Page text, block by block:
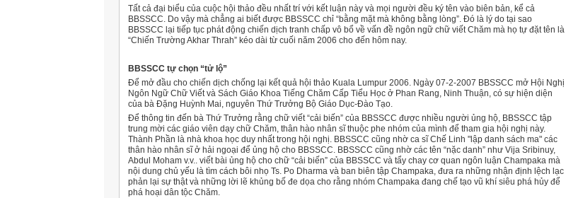
Tất cả đại biểu của cuộc hội thảo đều nhất trí với kết luận này và mọi người đều ký tên vào biên bản, kể cả
BBSSCC. Do vậy mà chẳng ai biết được BBSSCC chỉ “bằng mặt mà không bằng lòng”. Ðó là lý do tại sao
BBSSCC lại tiếp tục phát động chiến dịch tranh chấp vô bổ về vấn đề ngôn ngữ chữ viết Chăm mà họ tự đặt tên là
“Chiến Trường Akhar Thrah” kéo dài từ cuối năm 2006 cho đến hôm nay.
BBSSCC tự chọn “tử lộ”
Ðể mở đầu cho chiến dịch chống lại kết quả hội thảo Kuala Lumpur 2006. Ngày 07-2-2007 BBSSCC mở Hội Nghị
Ngôn Ngữ Chữ Viết và Sách Giáo Khoa Tiếng Chăm Cấp Tiểu Học ở Phan Rang, Ninh Thuận, có sự hiện diện
của bà Ðặng Huỳnh Mai, nguyên Thứ Trưởng Bộ Giáo Dục-Ðào Tạo.
Ðể thông tin đến bà Thứ Trưởng rằng chữ viết “cải biến” của BBSSCC được nhiều người ủng hộ, BBSSCC tập
trung mời các giáo viên dạy chữ Chăm, thân hào nhân sĩ thuộc phe nhóm của mình để tham gia hội nghị này.
Thành Phần là nhà khoa học duy nhất trong hội nghị. BBSSCC cũng nhờ ca sĩ Chế Linh "lập danh sách ma" các
thân hào nhân sĩ ở hải ngoại để ủng hộ cho BBSSCC. BBSSCC cũng nhờ các tên “nặc danh” như Vija Sribinuy,
Abdul Moham v.v.. viết bài ủng hộ cho chữ “cải biến” của BBSSCC và tẩy chay cơ quan ngôn luận Champaka mà
nội dung chủ yếu là tìm cách bôi nhọ Ts. Po Dharma và ban biên tập Champaka, đưa ra những nhận định lệch lạc
phản lại sự thật và những lời lẽ khủng bố đe dọa cho rằng nhóm Champaka đang chế tạo vũ khí siêu phá hủy để
phá hoại dân tộc Chăm.